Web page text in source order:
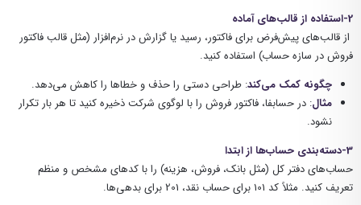
2-استفاده از قالب‌های آماده
از قالب‌های پیش‌فرض برای فاکتور، رسید یا گزارش در نرم‌افزار (مثل قالب فاکتور
فروش در سازه حساب) استفاده کنید.
چگونه کمک می‌کند: طراحی دستی را حذف و خطاها را کاهش می‌دهد.
مثال: در حسابفا، فاکتور فروش را با لوگوی شرکت ذخیره کنید تا هر بار تکرار
نشود.
3-دسته‌بندی حساب‌ها از ابتدا
حساب‌های دفتر کل (مثل بانک، فروش، هزینه) را با کدهای مشخص و منظم
تعریف کنید. مثلاً کد 101 برای حساب نقد، 201 برای بدهی‌ها.